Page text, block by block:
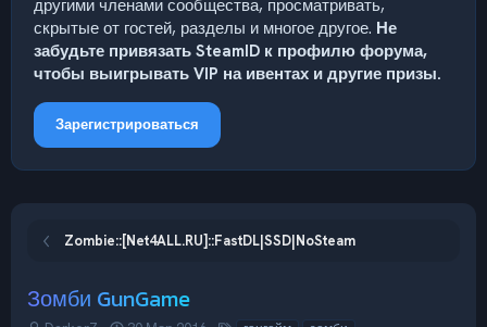
другими членами сообщества, просматривать,
скрытые от гостей, разделы и многое другое. Не
забудьте привязать SteamID к профилю форума,
чтобы выигрывать VIP на ивентах и другие призы.
Зарегистрироваться
Zombie::[Net4ALL.RU]::FastDL|SSD|NoSteam
Зомби GunGame